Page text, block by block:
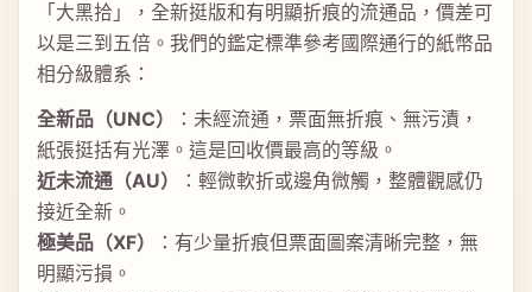
「大黑拾」，全新挺版和有明顯折痕的流通品，價差可
以是三到五倍。我們的鑑定標準參考國際通行的紙幣品
相分級體系：
全新品（UNC）
：未經流通，票面無折痕、無污漬，
紙張挺括有光澤。這是回收價最高的等級。
近未流通（AU）
：輕微軟折或邊角微觸，整體觀感仍
接近全新。
極美品（XF）
：有少量折痕但票面圖案清晰完整，無
明顯污損。